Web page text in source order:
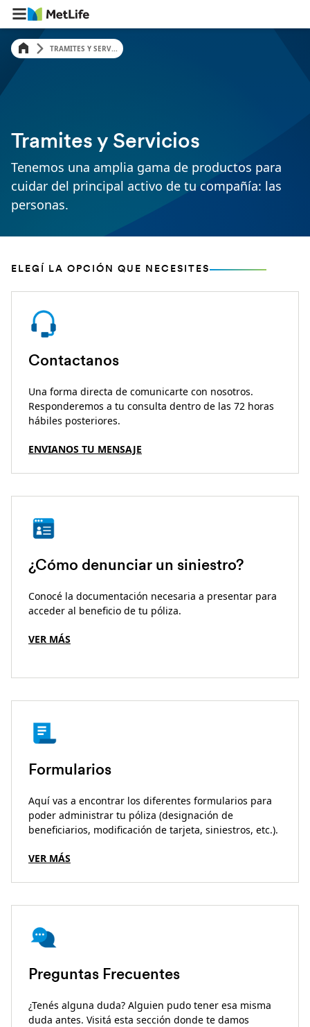
TRAMITES Y SERV...
Tramites y Servicios
Tenemos una amplia gama de productos para
cuidar del principal activo de tu compañía: las
personas.
ELEGÍ LA OPCIÓN QUE NECESITES
Contactanos
Una forma directa de comunicarte con nosotros.
Responderemos a tu consulta dentro de las 72 horas
hábiles posteriores.
ENVIANOS TU MENSAJE
¿Cómo denunciar un siniestro?
Conocé la documentación necesaria a presentar para
acceder al beneficio de tu póliza.
VER MÁS
Formularios
Aquí vas a encontrar los diferentes formularios para
poder administrar tu póliza (designación de
beneficiarios, modificación de tarjeta, siniestros, etc.).
VER MÁS
Preguntas Frecuentes
¿Tenés alguna duda? Alguien pudo tener esa misma
duda antes. Visitá esta sección donde te damos